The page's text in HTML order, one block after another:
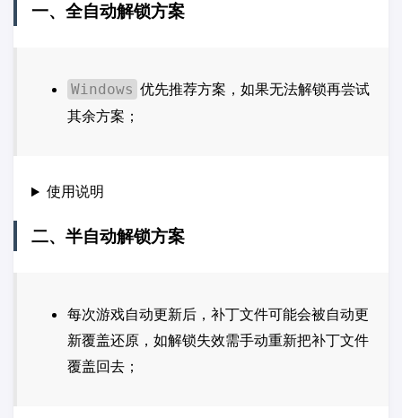
一、全自动解锁方案
Windows 优先推荐方案，如果无法解锁再尝试
其余方案；
使用说明
二、半自动解锁方案
每次游戏自动更新后，补丁文件可能会被自动更
新覆盖还原，如解锁失效需手动重新把补丁文件
覆盖回去；